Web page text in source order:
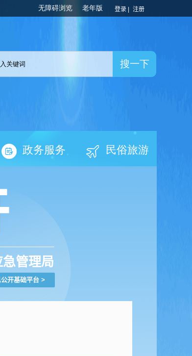
登录 | 注册
管理局
开基础平台 >